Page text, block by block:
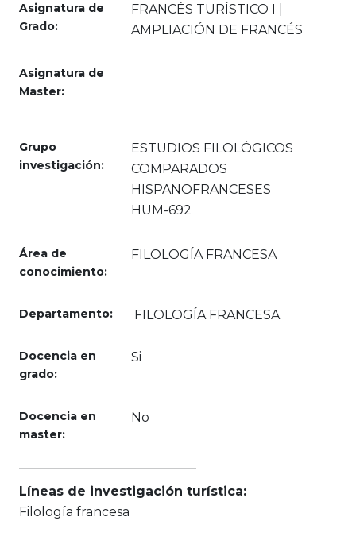
Asignatura de
Grado:
FRANCÉS TURÍSTICO I |
AMPLIACIÓN DE FRANCÉS
Asignatura de
Master:
Grupo
investigación:
ESTUDIOS FILOLÓGICOS
COMPARADOS
HISPANOFRANCESES
HUM-692
Área de
conocimiento:
FILOLOGÍA FRANCESA
Departamento: FILOLOGÍA FRANCESA
Docencia en
grado:
Si
Docencia en
master:
No
Líneas de investigación turística:
Filología francesa